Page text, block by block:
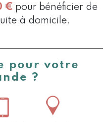
€ pour bénéficier de
à domicile.
pour votre
?